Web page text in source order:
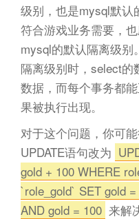
级别，也是mysql默认
符合游戏业务需要，
mysql的默认隔离级别
隔离级别时，select的
数据，而每个事务都
果被执行出现。
对于这个问题，你可
UPDATE语句改为
gold + 100 WHERE
`role_gold` SET gold
AND gold = 100 来解